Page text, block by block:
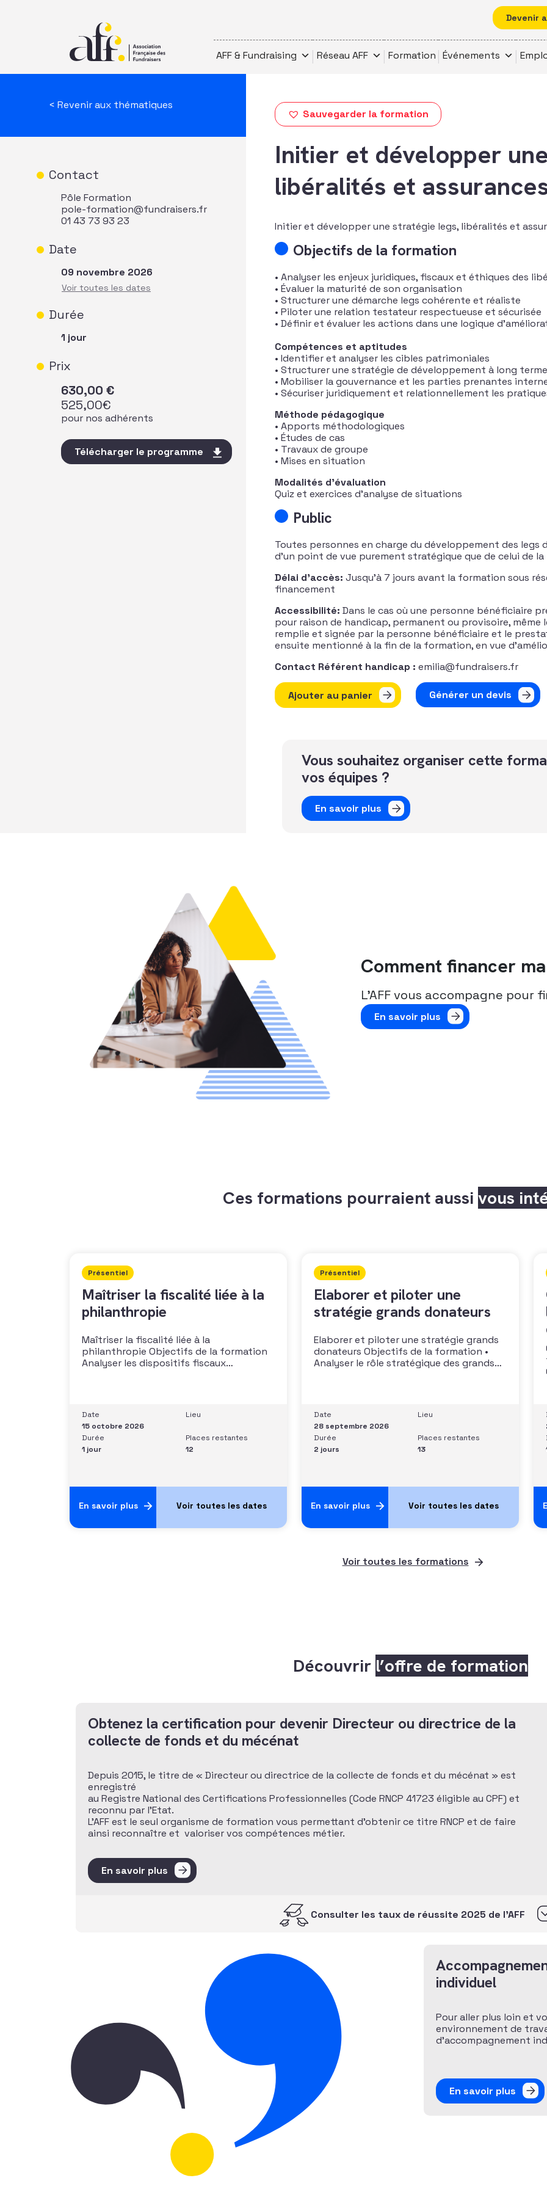
Devenir
AFF & Fundraising Réseau AFF Formation Événements
< Revenir aux thématiques
Contact
Pôle Formation
pole-formation@fundraisers.fr
01 43 73 93 23
Date
09 novembre 2026
Durée
1 jour
Prix
630,00 €
525,00€
pour nos adhérents
Télécharger le programme
Sauvegarder la formation
Initier et développer
libéralités et
Initier et développer une stratégie legs, libéralités et
Objectifs de la formation
• Analyser les enjeux juridiques, fiscaux et éthiques des
• Évaluer la maturité de son organisation
• Structurer une démarche legs cohérente et réaliste
• Piloter une relation testateur respectueuse et sécurisée
• Définir et évaluer les actions dans une logique
Compétences et aptitudes
• Identifier et analyser les cibles patrimoniales
• Structurer une stratégie de développement à long terme
• Mobiliser la gouvernance et les parties prenantes
• Sécuriser juridiquement et relationnellement les
Méthode pédagogique
• Apports méthodologiques
• Études de cas
• Travaux de groupe
• Mises en situation
Modalités d’évaluation
Quiz et exercices d’analyse de situations
Public
Toutes personnes en charge du développement des
d’un point de vue purement stratégique que de celui de
Délai d’accès: Jusqu’à 7 jours avant la formation sous
financement
Accessibilité: Dans le cas où une personne bénéficiaire
pour raison de handicap, permanent ou provisoire,
remplie et signée par la personne bénéficiaire et le
ensuite mentionné à la fin de la formation, en vue
Contact Référent handicap :emilia@fundraisers.fr
quantité de Initier et développer une stratégie legs,
Ajouter au panier Générer un devis
Vous souhaitez organiser cette
vos équipes ?
En savoir plus
Comment financer
L’AFF vous accompagne
En savoir plus
Ces formations pourraient aussi vous
Présentiel
Maîtriser la fiscalité liée à la
philanthropie
Maîtriser la fiscalité liée à la
philanthropie Objectifs de la formation
Analyser les dispositifs fiscaux
et les discours auprès des donateurs
Identifier les situations nécessitant un
arbitrage juridique Compétences et
aptitudes Comprendre les régimes
Date
15 octobre 2026
Lieu
Durée
1 jour
Places restantes
12
En savoir plus
Présentiel
Elaborer et piloter une
stratégie grands donateurs
Elaborer et piloter une stratégie grands
donateurs Objectifs de la formation •
Analyser le rôle stratégique des grands
disponibles• Mobiliser la gouvernance et
les parties prenantes• Construire un
argumentaire personnalisé et piloter le
parcours
Date
28 septembre 2026
Lieu
Durée
2 jours
Places restantes
13
En savoir plus
Voir toutes les formations
Découvrir l’offre de formation
Obtenez la certification pour devenir Directeur ou directrice de la
collecte de fonds et du mécénat
Depuis 2015, le titre de « Directeur ou directrice de la collecte de fonds et du mécénat » est
enregistré
au Registre National des Certifications Professionnelles (Code RNCP 41723 éligible au CPF) et
reconnu par l’Etat.
L’AFF est le seul organisme de formation vous permettant d’obtenir ce titre RNCP et de faire
ainsi reconnaître et valoriser vos compétences métier.
En savoir plus
Consulter les taux de réussite 2025 de l’AFF
individuel
Pour aller plus loin et
environnement de
d’accompagnement
En savoir plus